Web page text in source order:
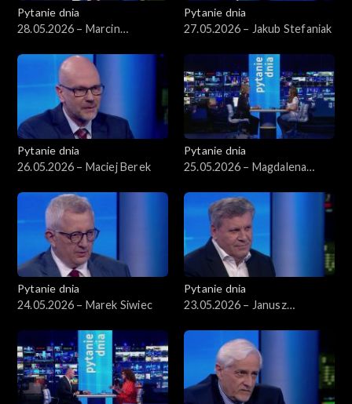
Pytanie dnia
28.05.2026 – Marcin
Pytanie dnia
27.05.2026 – Jakub Stefaniak
Pytanie dnia
26.05.2026 – Maciej Berek
Pytanie dnia
25.05.2026 – Magdalena
Pytanie dnia
24.05.2026 – Marek Siwiec
Pytanie dnia
23.05.2026 – Janusz